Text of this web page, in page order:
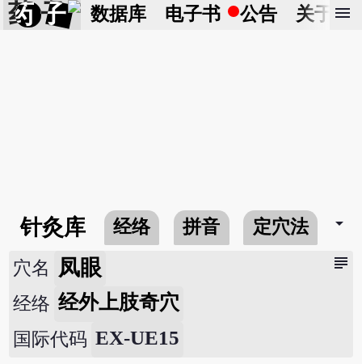
药 子 数据库 电子书 公告 关于 menu
针灸库 经络 拼音 定穴法 arrow_drop_down
subject
穴名 凤眼
经络 经外上肢奇穴
国际代码 EX-UE15